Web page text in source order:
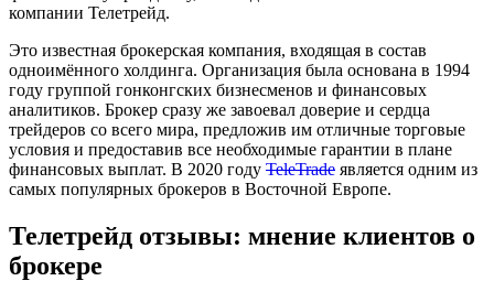
компании Телетрейд.
Это известная брокерская компания, входящая в состав
одноимённого холдинга. Организация была основана в 1994
году группой гонконгских бизнесменов и финансовых
аналитиков. Брокер сразу же завоевал доверие и сердца
трейдеров со всего мира, предложив им отличные торговые
условия и предоставив все необходимые гарантии в плане
финансовых выплат. В 2020 году TeleTrade является одним из
самых популярных брокеров в Восточной Европе.
Телетрейд отзывы: мнение клиентов о
брокере